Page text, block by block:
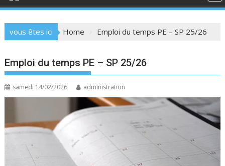
vous êtes ici Home Emploi du temps PE – SP 25/26
Emploi du temps PE – SP 25/26
samedi 14/02/2026 administration